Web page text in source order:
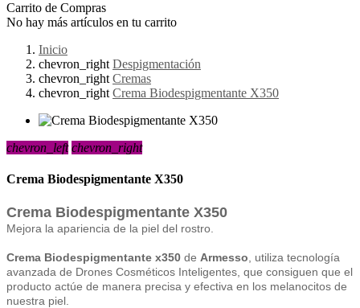
Carrito de Compras
No hay más artículos en tu carrito
Inicio
chevron_right Despigmentación
chevron_right Cremas
chevron_right Crema Biodespigmentante X350
chevron_left chevron_right
Crema Biodespigmentante X350
Crema Biodespigmentante X350
Mejora la apariencia de la piel del rostro.
Crema Biodespigmentante x350 de Armesso , utiliza tecnología
avanzada de Drones Cosméticos Inteligentes, que consiguen que el
producto actúe de manera precisa y efectiva en los melanocitos de
nuestra piel.